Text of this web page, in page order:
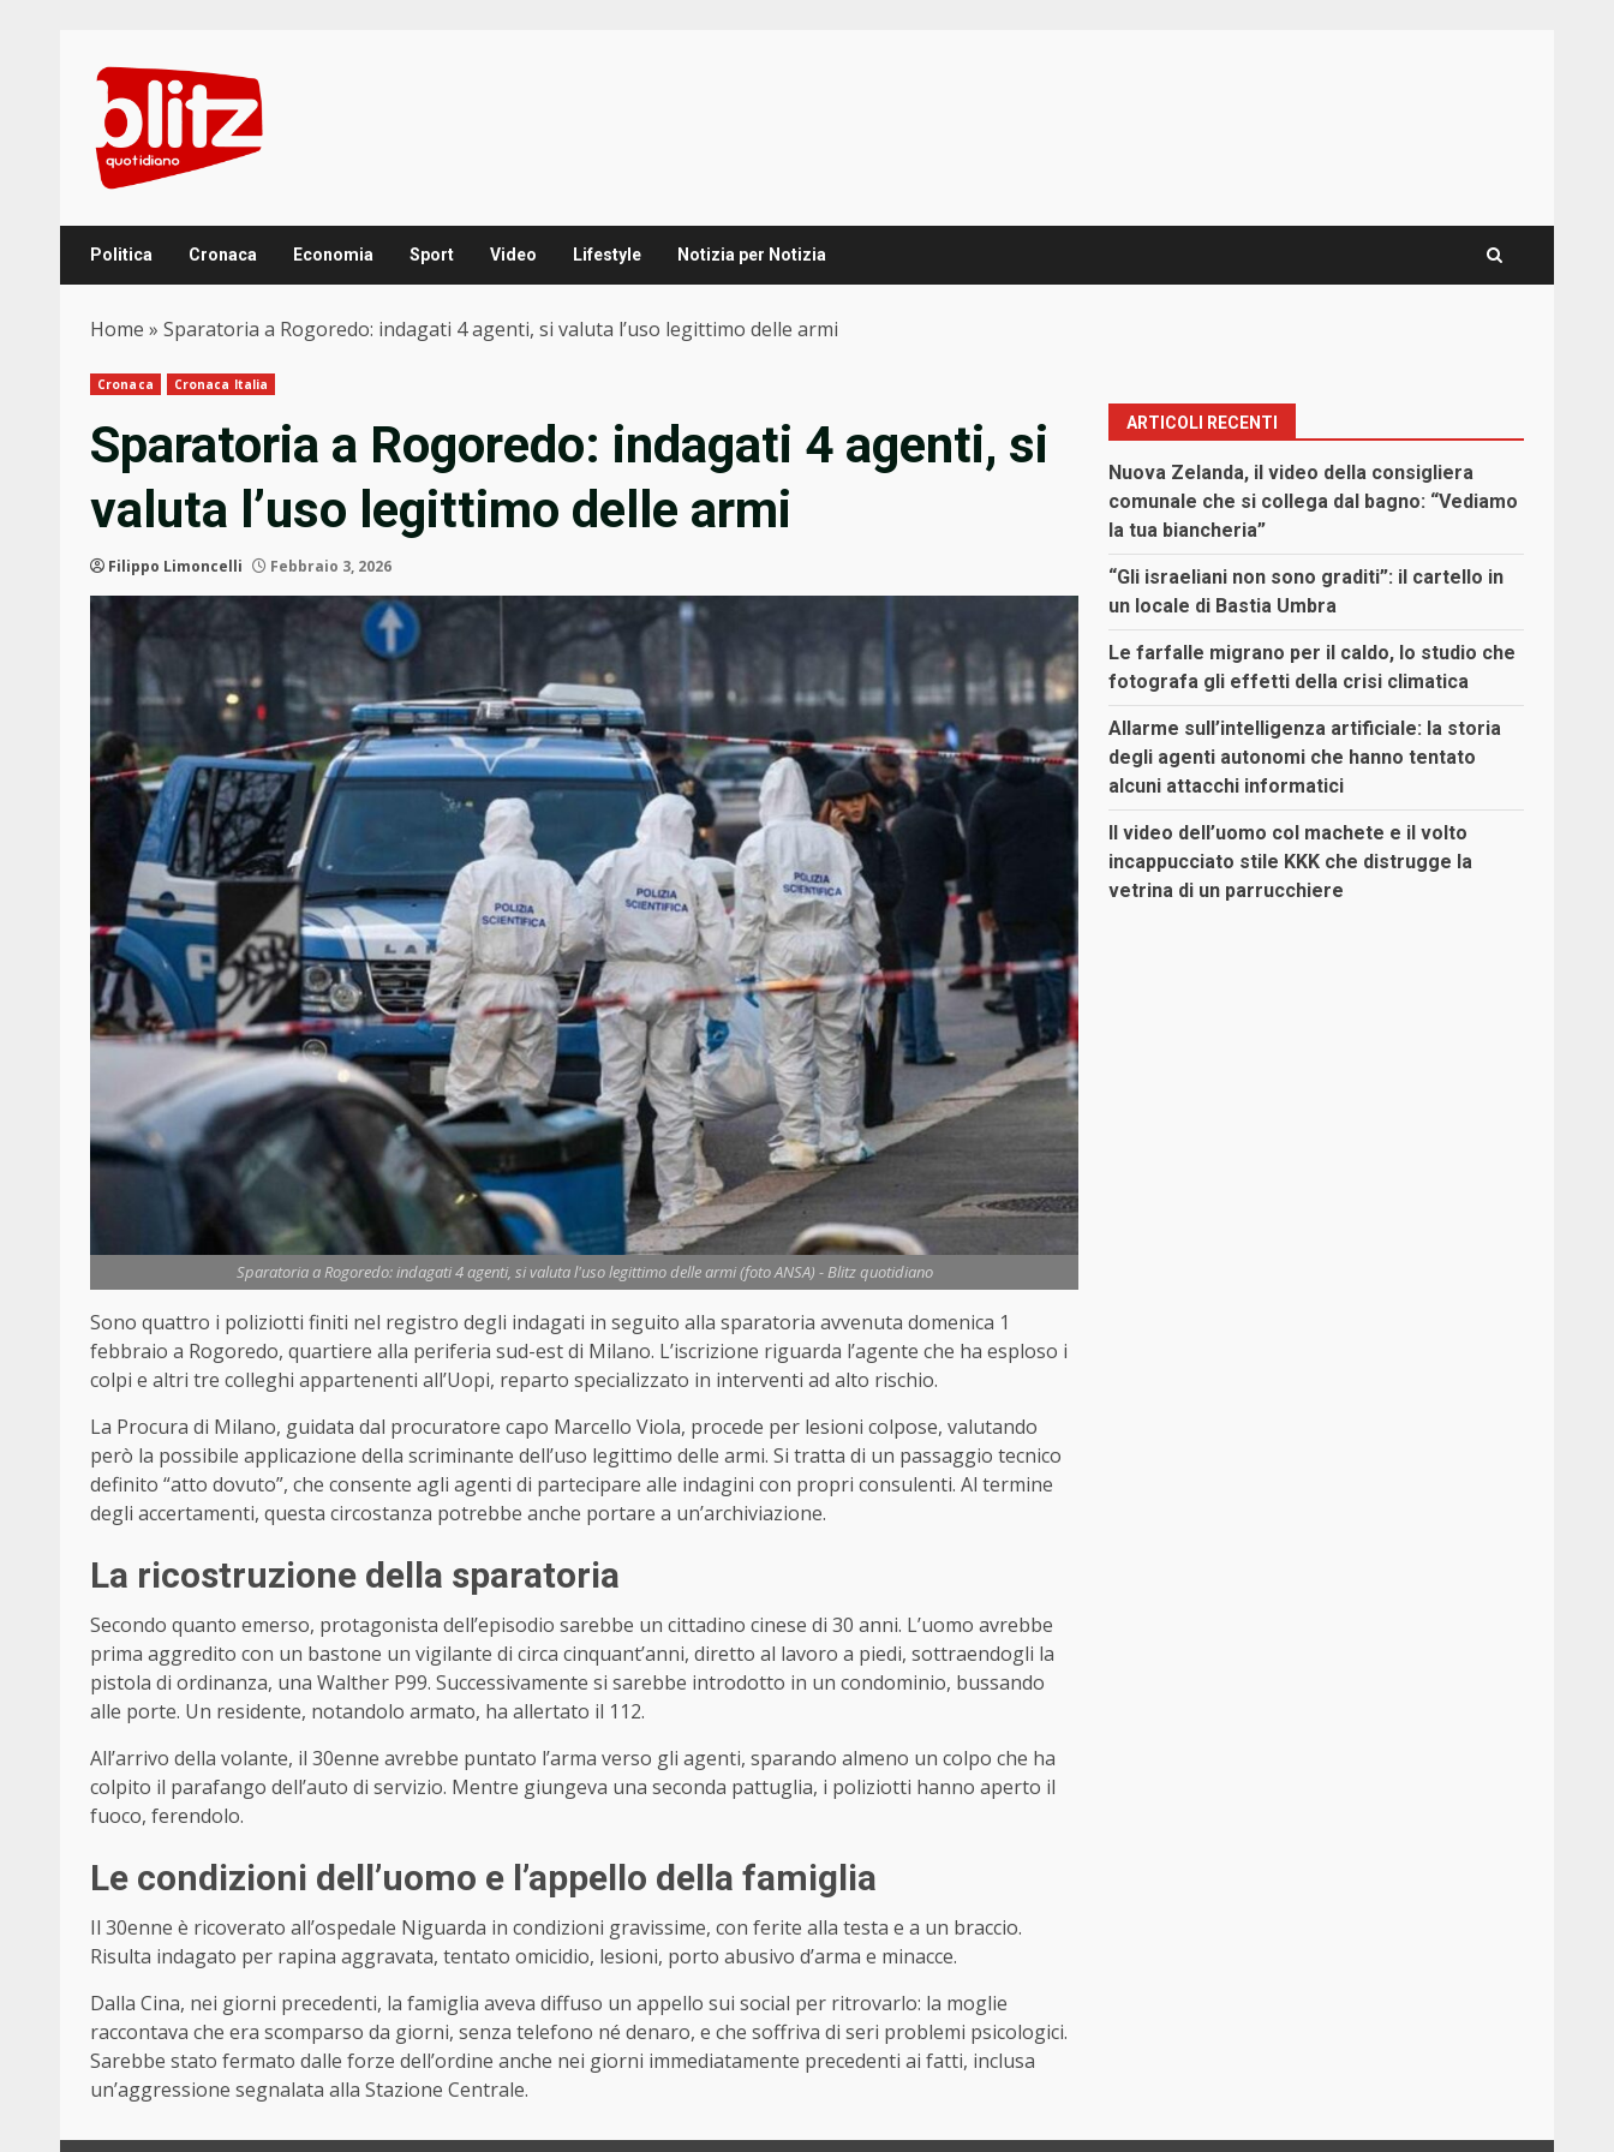
content
Politica Cronaca Economia Sport Video Lifestyle Notizia per Notizia
Home » Sparatoria a Rogoredo: indagati 4 agenti, si valuta l’uso legittimo delle armi
Cronaca Cronaca Italia
Sparatoria a Rogoredo: indagati 4 agenti, si
valuta l’uso legittimo delle armi
Filippo Limoncelli Febbraio 3, 2026
Sparatoria a Rogoredo: indagati 4 agenti, si valuta l'uso legittimo delle armi (foto ANSA) - Blitz quotidiano
Sono quattro i poliziotti finiti nel registro degli indagati in seguito alla sparatoria avvenuta domenica 1
febbraio a Rogoredo, quartiere alla periferia sud-est di Milano. L’iscrizione riguarda l’agente che ha esploso i
colpi e altri tre colleghi appartenenti all’Uopi, reparto specializzato in interventi ad alto rischio.
La Procura di Milano, guidata dal procuratore capo Marcello Viola, procede per lesioni colpose, valutando
però la possibile applicazione della scriminante dell’uso legittimo delle armi. Si tratta di un passaggio tecnico
definito “atto dovuto”, che consente agli agenti di partecipare alle indagini con propri consulenti. Al termine
degli accertamenti, questa circostanza potrebbe anche portare a un’archiviazione.
La ricostruzione della sparatoria
Secondo quanto emerso, protagonista dell’episodio sarebbe un cittadino cinese di 30 anni. L’uomo avrebbe
prima aggredito con un bastone un vigilante di circa cinquant’anni, diretto al lavoro a piedi, sottraendogli la
pistola di ordinanza, una Walther P99. Successivamente si sarebbe introdotto in un condominio, bussando
alle porte. Un residente, notandolo armato, ha allertato il 112.
All’arrivo della volante, il 30enne avrebbe puntato l’arma verso gli agenti, sparando almeno un colpo che ha
colpito il parafango dell’auto di servizio. Mentre giungeva una seconda pattuglia, i poliziotti hanno aperto il
fuoco, ferendolo.
Le condizioni dell’uomo e l’appello della famiglia
Il 30enne è ricoverato all’ospedale Niguarda in condizioni gravissime, con ferite alla testa e a un braccio.
Risulta indagato per rapina aggravata, tentato omicidio, lesioni, porto abusivo d’arma e minacce.
Dalla Cina, nei giorni precedenti, la famiglia aveva diffuso un appello sui social per ritrovarlo: la moglie
raccontava che era scomparso da giorni, senza telefono né denaro, e che soffriva di seri problemi psicologici.
Sarebbe stato fermato dalle forze dell’ordine anche nei giorni immediatamente precedenti ai fatti, inclusa
un’aggressione segnalata alla Stazione Centrale.
ARTICOLI RECENTI
Nuova Zelanda, il video della consigliera
comunale che si collega dal bagno: “Vediamo
la tua biancheria”
“Gli israeliani non sono graditi”: il cartello in
un locale di Bastia Umbra
Le farfalle migrano per il caldo, lo studio che
fotografa gli effetti della crisi climatica
Allarme sull’intelligenza artificiale: la storia
degli agenti autonomi che hanno tentato
alcuni attacchi informatici
Il video dell’uomo col machete e il volto
incappucciato stile KKK che distrugge la
vetrina di un parrucchiere